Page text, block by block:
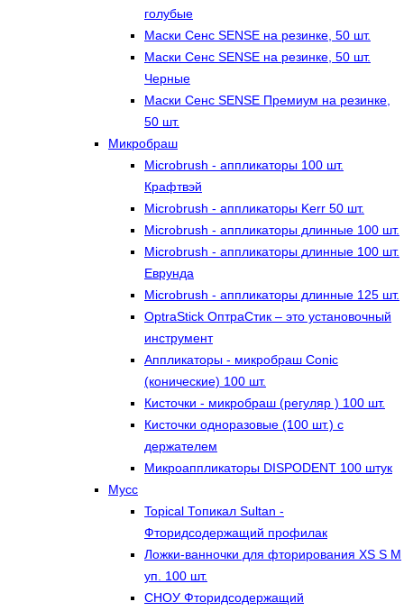
голубые
Маски Сенс SENSE на резинке, 50 шт.
Маски Сенс SENSE на резинке, 50 шт.
Черные
Маски Сенс SENSE Премиум на резинке,
50 шт.
Микробраш
Microbrush - аппликаторы 100 шт.
Крафтвэй
Microbrush - аппликаторы Kerr 50 шт.
Microbrush - аппликаторы длинные 100 шт.
Microbrush - аппликаторы длинные 100 шт.
Еврунда
Microbrush - аппликаторы длинные 125 шт.
OptraStick ОптраСтик – это установочный
инструмент
Аппликаторы - микробраш Conic
(конические) 100 шт.
Кисточки - микробраш (регуляр ) 100 шт.
Кисточки одноразовые (100 шт.) с
держателем
Микроаппликаторы DISPODENT 100 штук
Мусс
Topical Топикал Sultan -
Фторидсодержащий профилак
Ложки-ванночки для фторирования XS S М
уп. 100 шт.
СНОУ Фторидсодержащий